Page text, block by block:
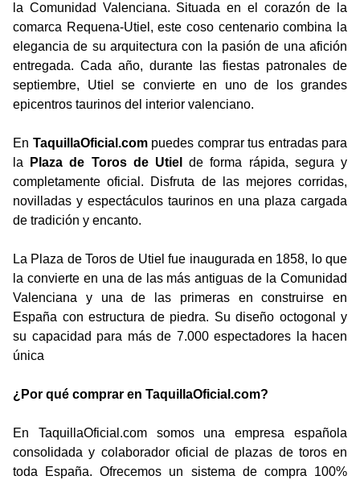
la Comunidad Valenciana. Situada en el corazón de la
comarca Requena-Utiel, este coso centenario combina la
elegancia de su arquitectura con la pasión de una afición
entregada. Cada año, durante las fiestas patronales de
septiembre, Utiel se convierte en uno de los grandes
epicentros taurinos del interior valenciano.
En TaquillaOficial.com puedes comprar tus entradas para
la
Plaza de Toros de Utielde forma rápida, segura y
completamente oficial. Disfruta de las mejores corridas,
novilladas y espectáculos taurinos en una plaza cargada
de tradición y encanto.
La Plaza de Toros de Utiel fue inaugurada en 1858, lo que
la convierte en una de las más antiguas de la Comunidad
Valenciana y una de las primeras en construirse en
España con estructura de piedra. Su diseño octogonal y
su capacidad para más de 7.000 espectadores la hacen
única
¿Por qué comprar en TaquillaOficial.com?
En TaquillaOficial.com somos una empresa española
consolidada y colaborador oficial de plazas de toros en
toda España. Ofrecemos un sistema de compra 100%